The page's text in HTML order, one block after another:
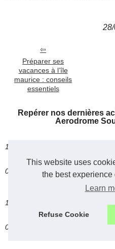
This website uses
the best experience
Learn
Refuse Cookie
Préparer ses
vacances à l’île
maurice : conseils
essentiels
Repérer nos dernières
Aerodrome
18/1/2026
06/12/2025 Week-end près de
gastronomie et
14/5/2025
06/5/2025
Séjournez en famille à